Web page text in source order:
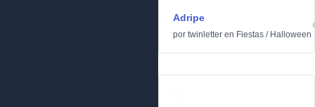
Adripe
por twinletter en Fiestas / Halloween